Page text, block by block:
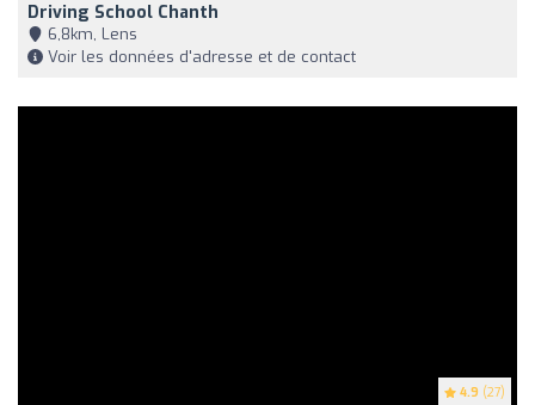
Driving School Chanth
6,8km, Lens
Voir les données d'adresse et de contact
4.9 (27)